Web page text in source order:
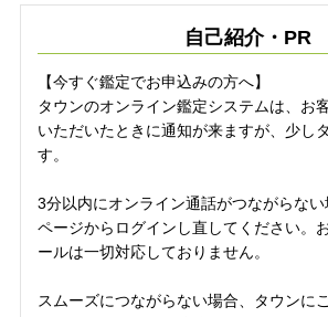
自己紹介・PR
【今すぐ鑑定でお申込みの方へ】
タウンのオンライン鑑定システムは、お
いただいたときに通知が来ますが、少し
す。
3分以内にオンライン通話がつながらな
ページからログインし直してください。
ールは一切対応しておりません。
スムーズにつながらない場合、タウンに